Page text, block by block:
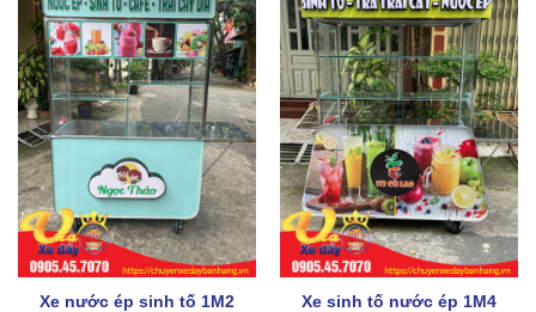
Xe nước ép sinh tố 1M2
Xe sinh tố nước ép 1M4